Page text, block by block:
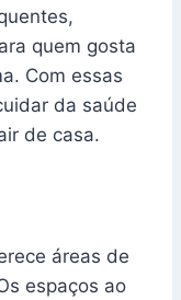
quem gosta
Com essas
da saúde
de casa.
áreas de
espaços ao